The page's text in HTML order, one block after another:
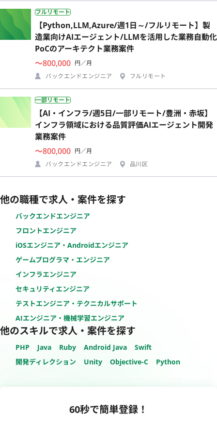
フルリモート
【Python,LLM,Azure/週1日～/フルリモート】製
造業向けAIエージェント/LLMを活用した業務自動化
PoCのアーキテクト業務案件
〜800,000 円／月
バックエンドエンジニア
フルリモート
一部リモート
【AI・インフラ/週5日/一部リモート/豊洲・赤坂】
インフラ領域における品質評価AIエージェント開発
業務案件
〜800,000 円／月
バックエンドエンジニア
品川区
他の職種で求人・案件を探す
バックエンドエンジニア
フロントエンジニア
iOSエンジニア・Androidエンジニア
ゲームプログラマ・エンジニア
インフラエンジニア
セキュリティエンジニア
テストエンジニア・テクニカルサポート
AIエンジニア・機械学習エンジニア
他のスキルで求人・案件を探す
PHP Java Ruby Android Java
Swift
開発ディレクション
Unity Objective-C Python
60秒で簡単登録！